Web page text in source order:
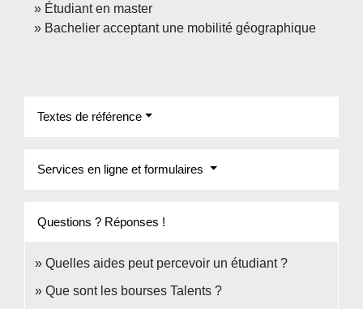
Étudiant en master
Bachelier acceptant une mobilité géographique
Textes de référence
Services en ligne et formulaires
Questions ? Réponses !
Quelles aides peut percevoir un étudiant ?
Que sont les bourses Talents ?